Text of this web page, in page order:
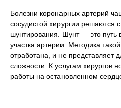
Болезни коронарных артерий
сосудистой хирургии решаются
шунтирования. Шунт — это путь
участка артерии. Методика
отработана, и не представляет
сложности. К услугам хирургов
работы на остановленном